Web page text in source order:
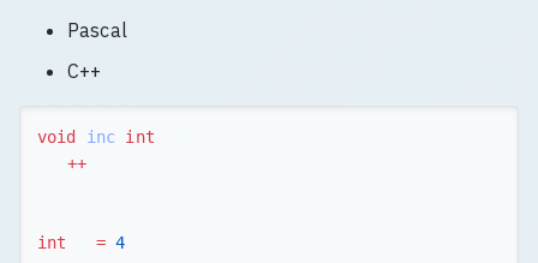
Pascal
C++
void inc int
++;
int = 4